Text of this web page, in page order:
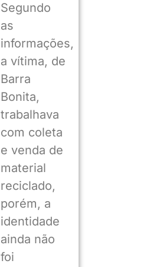
Segundo
as
informações,
a vítima, de
Barra
Bonita,
trabalhava
com coleta
e venda de
material
reciclado,
porém, a
identidade
ainda não
foi